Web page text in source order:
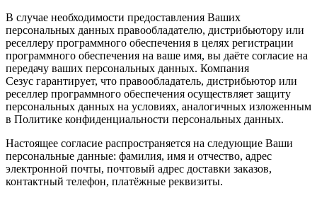
В случае необходимости предоставления Ваших
персональных данных правообладателю, дистрибьютору или
реселлеру программного обеспечения в целях регистрации
программного обеспечения на ваше имя, вы даёте согласие на
передачу ваших персональных данных. Компания
Сезус гарантирует, что правообладатель, дистрибьютор или
реселлер программного обеспечения осуществляет защиту
персональных данных на условиях, аналогичных изложенным
в Политике конфиденциальности персональных данных.
Настоящее согласие распространяется на следующие Ваши
персональные данные: фамилия, имя и отчество, адрес
электронной почты, почтовый адрес доставки заказов,
контактный телефон, платёжные реквизиты.